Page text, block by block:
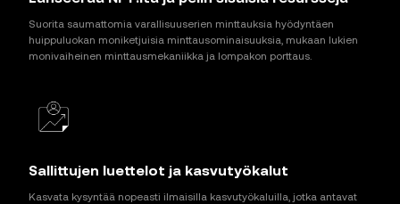
Suorita saumattomia varallisuuserien minttauksia hyödyntäen
huippuluokan moniketjuisia minttausominaisuuksia, mukaan lukien
monivaiheinen minttausmekaniikka ja lompakon porttaus.
Sallittujen luettelot ja kasvutyökalut
Kasvata kysyntää nopeasti ilmaisilla kasvutyökaluilla, jotka antavat